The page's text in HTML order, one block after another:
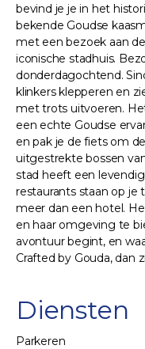
bevind je je in het
bekende Goudse
met een bezoek aan
iconische stadhuis.
donderdagochtend.
klinkers klepperen en
met trots uitvoeren.
een echte Goudse
en pak je de fiets om
uitgestrekte bossen
stad heeft een
restaurants staan op je
meer dan een hotel.
en haar omgeving te
avontuur begint, en
Crafted by Gouda, dan
Diensten
Parkeren